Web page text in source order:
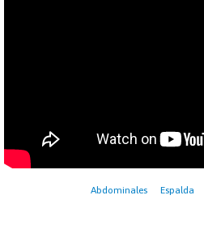
Abdominales Espalda